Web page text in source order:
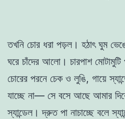
তখনি চোর ধরা পড়ল। হঠাৎ ঘুম
ঘরে চাঁদের আলো। চারপাশ
চোরের পরনে চেক ও লুঙি, গায়ে
যাচ্ছে না— সে বসে আছে আমার
স্যান্ডেল। দ্রুত পা নাচাচ্ছে বলে